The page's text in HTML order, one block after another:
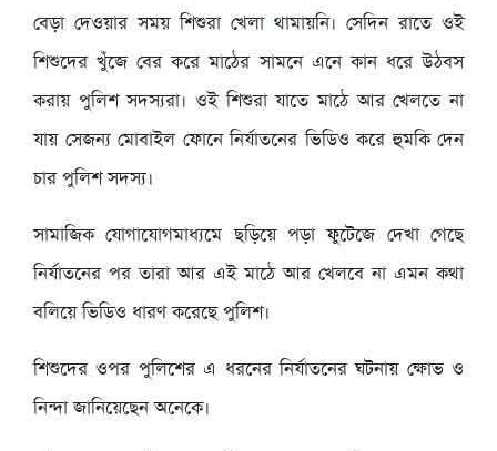
বেড়া দেওয়ার সময় শিশুরা খেলা থামায়নি। সেদিন রাতে ওই
শিশুদের খুঁজে বের করে মাঠের সামনে এনে কান ধরে উঠবস
করায় পুলিশ সদস্যরা। ওই শিশুরা যাতে মাঠে আর খেলতে না
যায় সেজন্য মোবাইল ফোনে নির্যাতনের ভিডিও করে হুমকি দেন
চার পুলিশ সদস্য।
সামাজিক যোগাযোগমাধ্যমে ছড়িয়ে পড়া ফুটেজে দেখা গেছে
নির্যাতনের পর তারা আর এই মাঠে আর খেলবে না এমন কথা
বলিয়ে ভিডিও ধারণ করেছে পুলিশ।
শিশুদের ওপর পুলিশের এ ধরনের নির্যাতনের ঘটনায় ক্ষোভ ও
নিন্দা জানিয়েছেন অনেকে।